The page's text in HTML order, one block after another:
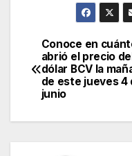
de
entradas
Conoce en
abrió el precio del
dólar BCV la
de este jueves 4
junio